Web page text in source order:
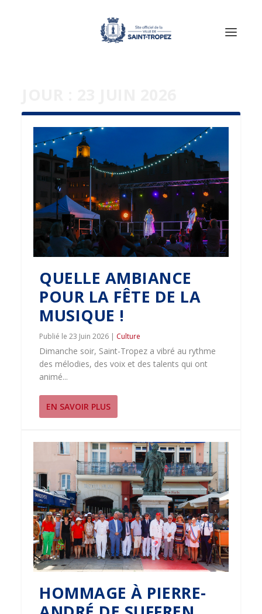
QUELLE AMBIANCE
POUR LA FÊTE DE LA
MUSIQUE !
23 Juin 2026 | Culture
Dimanche soir, Saint-Tropez a vibré au rythme
des mélodies, des voix et des talents qui ont
animé...
EN SAVOIR PLUS
HOMMAGE À PIERRE-